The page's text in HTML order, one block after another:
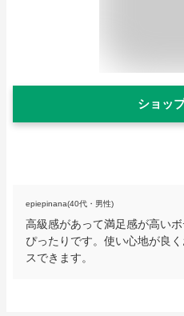
ショッ
epiepinana(40代・男性)
高級感があって満足感が高い
ぴったりです。使い心地が良
スできます。